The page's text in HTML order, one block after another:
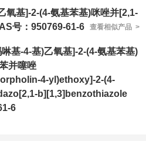
氧基]-2-(4-氨基苯基)咪唑并[2,1-
号：950769-61-6
查看相似产品 >
基-4-基)乙氧基]-2-(4-氨基苯基)
并噻唑
4-yl)ethoxy]-2-(4-
b][1,3]benzothiazole
6